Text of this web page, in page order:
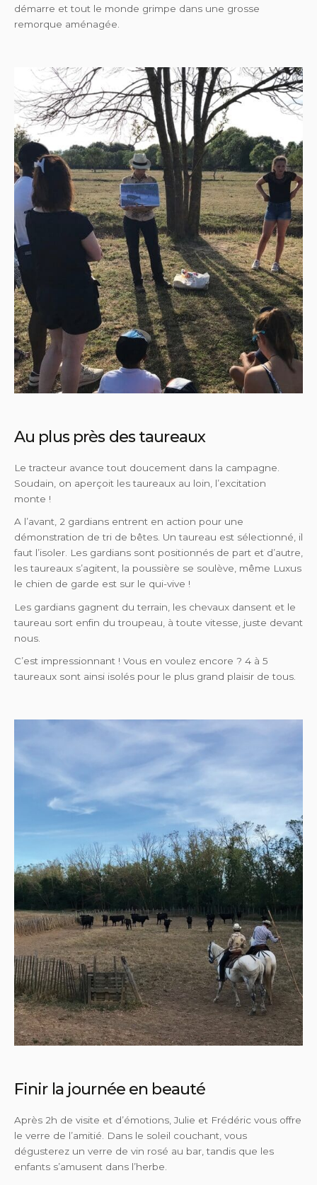
démarre et tout le monde grimpe dans une grosse
remorque aménagée.
Au plus près des taureaux
Le tracteur avance tout doucement dans la campagne.
Soudain, on aperçoit les taureaux au loin, l’excitation
monte !
A l’avant, 2 gardians entrent en action pour une
démonstration de tri de bêtes. Un taureau est sélectionné, il
faut l’isoler. Les gardians sont positionnés de part et d’autre,
les taureaux s’agitent, la poussière se soulève, même Luxus
le chien de garde est sur le qui-vive !
Les gardians gagnent du terrain, les chevaux dansent et le
taureau sort enfin du troupeau, à toute vitesse, juste devant
nous.
C’est impressionnant ! Vous en voulez encore ? 4 à 5
taureaux sont ainsi isolés pour le plus grand plaisir de tous.
Finir la journée en beauté
Après 2h de visite et d’émotions, Julie et Frédéric vous offre
le verre de l’amitié. Dans le soleil couchant, vous
dégusterez un verre de vin rosé au bar, tandis que les
enfants s’amusent dans l’herbe.